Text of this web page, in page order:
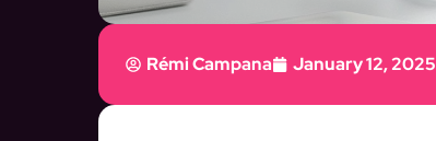
Rémi Campana January 12, 2025